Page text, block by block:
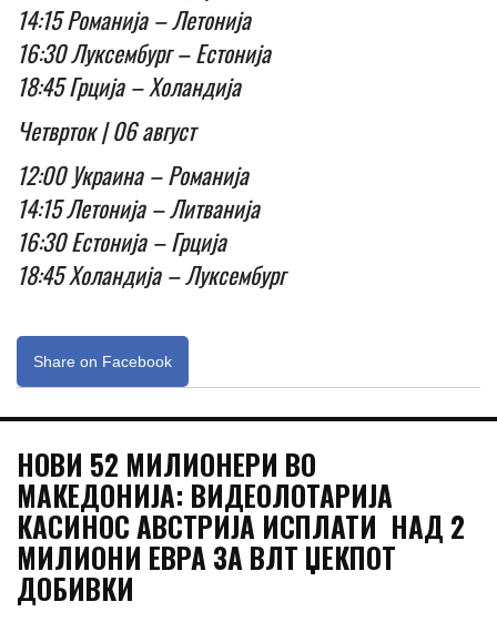
14:15 Романија – Летонија
16:30 Луксембург – Естонија
18:45 Грција – Холандија
Четврток | 06 август
12:00 Украина – Романија
14:15 Летонија – Литванија
16:30 Естонија – Грција
18:45 Холандија – Луксембург
Share on Facebook
НОВИ 52 МИЛИОНЕРИ ВО
МАКЕДОНИЈА: ВИДЕОЛОТАРИЈА
КАСИНОС АВСТРИЈА ИСПЛАТИ НАД 2
МИЛИОНИ ЕВРА ЗА ВЛТ ЏЕКПОТ
ДОБИВКИ